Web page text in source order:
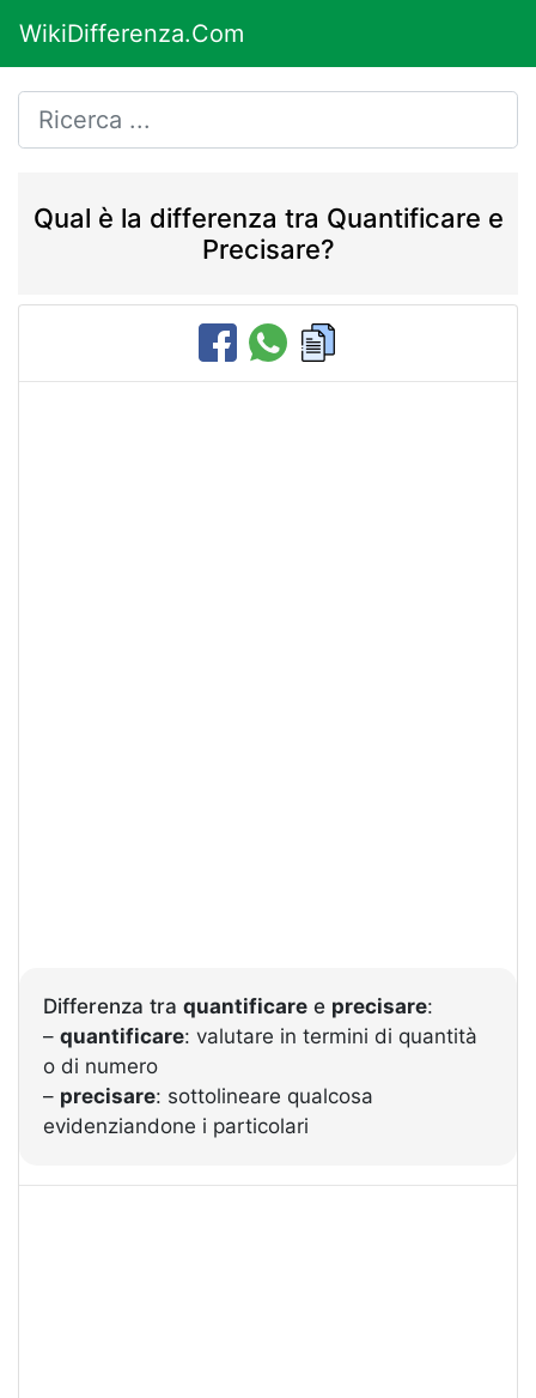
WikiDifferenza.Com
Qual è la differenza tra Quantificare e
Precisare?
Differenza tra quantificare e precisare:
– quantificare: valutare in termini di quantità
o di numero
– precisare: sottolineare qualcosa
evidenziandone i particolari